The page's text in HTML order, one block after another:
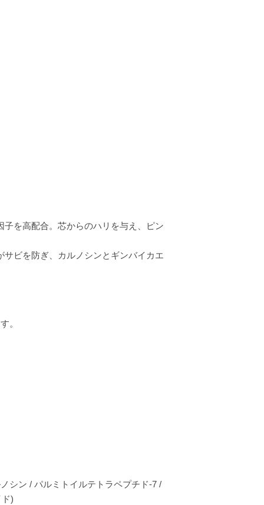
たので、改めて効果を実感しまし
を高配合。芯からのハリを与え、ピン
ビを防ぎ、カルノシンとギンバイカエ
。
シン / パルミトイルテトラペプチド-7 /
)